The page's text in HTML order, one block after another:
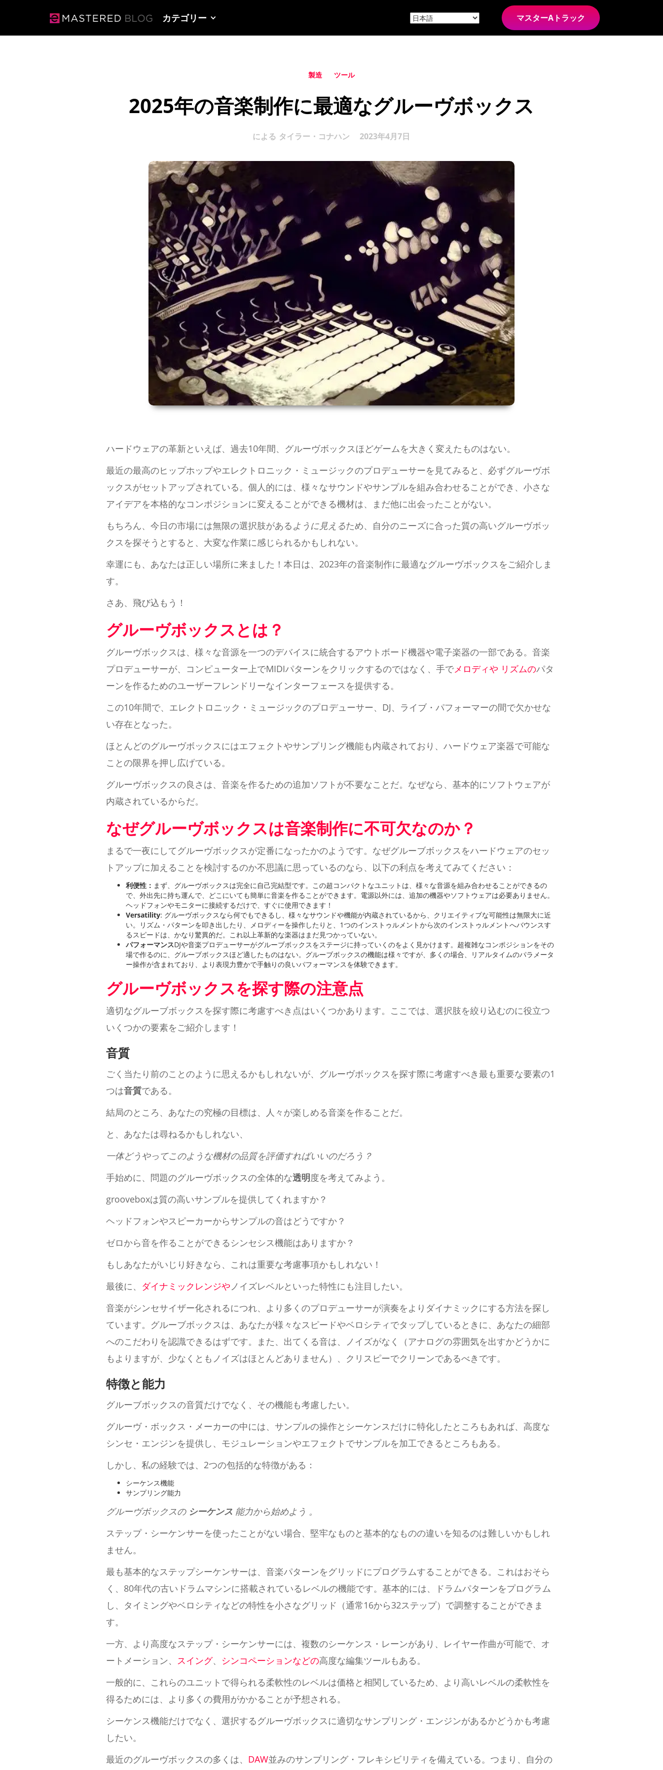
カテゴリー マスターAトラック
製造 ツール
2025年の音楽制作に最適なグルーヴボックス
による タイラー・コナハン 2023年4月7日
ハードウェアの革新といえば、過去10年間、グルーヴボックスほどゲームを大きく変えたものはない。
最近の最高のヒップホップやエレクトロニック・ミュージックのプロデューサーを見てみると、必ずグルーヴボ
ックスがセットアップされている。個人的には、様々なサウンドやサンプルを組み合わせることができ、小さな
アイデアを本格的なコンポジションに変えることができる機材は、まだ他に出会ったことがない。
もちろん、今日の市場には無限の選択肢があるように見えるため、自分のニーズに合った質の高いグルーヴボッ
クスを探そうとすると、大変な作業に感じられるかもしれない。
幸運にも、あなたは正しい場所に来ました！本日は、2023年の音楽制作に最適なグルーヴボックスをご紹介しま
す。
さあ、飛び込もう！
グルーヴボックスとは？
グルーヴボックスは、様々な音源を一つのデバイスに統合するアウトボード機器や電子楽器の一部である。音楽
プロデューサーが、コンピューター上でMIDIパターンをクリックするのではなく、手でメロディや リズムのパタ
ーンを作るためのユーザーフレンドリーなインターフェースを提供する。
この10年間で、エレクトロニック・ミュージックのプロデューサー、DJ、ライブ・パフォーマーの間で欠かせな
い存在となった。
ほとんどのグルーヴボックスにはエフェクトやサンプリング機能も内蔵されており、ハードウェア楽器で可能な
ことの限界を押し広げている。
グルーヴボックスの良さは、音楽を作るための追加ソフトが不要なことだ。なぜなら、基本的にソフトウェアが
内蔵されているからだ。
なぜグルーヴボックスは音楽制作に不可欠なのか？
まるで一夜にしてグルーヴボックスが定番になったかのようです。なぜグルーブボックスをハードウェアのセッ
トアップに加えることを検討するのか不思議に思っているのなら、以下の利点を考えてみてください：
利便性： まず、グルーヴボックスは完全に自己完結型です。この超コンパクトなユニットは、様々な音源を組み合わせることができるの
で、外出先に持ち運んで、どこにいても簡単に音楽を作ることができます。電源以外には、追加の機器やソフトウェアは必要ありません。
ヘッドフォンやモニターに接続するだけで、すぐに使用できます！
Versatility: グルーヴボックスなら何でもできるし、様々なサウンドや機能が内蔵されているから、クリエイティブな可能性は無限大に近
い。リズム・パターンを叩き出したり、メロディーを操作したりと、1つのインストゥルメントから次のインストゥルメントへバウンスす
るスピードは、かなり驚異的だ。これ以上革新的な楽器はまだ見つかっていない。
パフォーマンスDJや音楽プロデューサーがグルーブボックスをステージに持っていくのをよく見かけます。超複雑なコンポジションをその
場で作るのに、グルーブボックスほど適したものはない。グルーブボックスの機能は様々ですが、多くの場合、リアルタイムのパラメータ
ー操作が含まれており、より表現力豊かで手触りの良いパフォーマンスを体験できます。
グルーヴボックスを探す際の注意点
適切なグルーブボックスを探す際に考慮すべき点はいくつかあります。ここでは、選択肢を絞り込むのに役立つ
いくつかの要素をご紹介します！
音質
ごく当たり前のことのように思えるかもしれないが、グルーヴボックスを探す際に考慮すべき最も重要な要素の1
つは音質である。
結局のところ、あなたの究極の目標は、人々が楽しめる音楽を作ることだ。
と、あなたは尋ねるかもしれない、
一体どうやってこのような機材の品質を評価すればいいのだろう？
手始めに、問題のグルーヴボックスの全体的な透明 度を考えてみよう。
grooveboxは質の高いサンプルを提供してくれますか？
ヘッドフォンやスピーカーからサンプルの音はどうですか？
ゼロから音を作ることができるシンセシス機能はありますか？
もしあなたがいじり好きなら、これは重要な考慮事項かもしれない！
最後に、 ダイナミックレンジやノイズレベルといった特性にも注目したい。
音楽がシンセサイザー化されるにつれ、より多くのプロデューサーが演奏をよりダイナミックにする方法を探し
ています。グルーブボックスは、あなたが様々なスピードやベロシティでタップしているときに、あなたの細部
へのこだわりを認識できるはずです。また、出てくる音は、ノイズがなく（アナログの雰囲気を出すかどうかに
もよりますが、少なくともノイズはほとんどありません）、クリスピーでクリーンであるべきです。
特徴と能力
グルーブボックスの音質だけでなく、その機能も考慮したい。
グルーヴ・ボックス・メーカーの中には、サンプルの操作とシーケンスだけに特化したところもあれば、高度な
シンセ・エンジンを提供し、モジュレーションやエフェクトでサンプルを加工できるところもある。
しかし、私の経験では、2つの包括的な特徴がある：
シーケンス機能
サンプリング能力
グルーヴボックスの シーケンス 能力から始めよう 。
ステップ・シーケンサーを使ったことがない場合、堅牢なものと基本的なものの違いを知るのは難しいかもしれ
ません。
最も基本的なステップシーケンサーは、音楽パターンをグリッドにプログラムすることができる。これはおそら
く、80年代の古いドラムマシンに搭載されているレベルの機能です。基本的には、ドラムパターンをプログラム
し、タイミングやベロシティなどの特性を小さなグリッド（通常16から32ステップ）で調整することができま
す。
一方、より高度なステップ・シーケンサーには、複数のシーケンス・レーンがあり、レイヤー作曲が可能で、オ
ートメーション、 スイング、 シンコペーションなどの高度な編集ツールもある。
一般的に、これらのユニットで得られる柔軟性のレベルは価格と相関しているため、より高いレベルの柔軟性を
得るためには、より多くの費用がかかることが予想される。
シーケンス機能だけでなく、選択するグルーヴボックスに適切なサンプリング・エンジンがあるかどうかも考慮
したい。
最近のグルーヴボックスの多くは、 DAW並みのサンプリング・フレキシビリティを備えている。つまり、自分の